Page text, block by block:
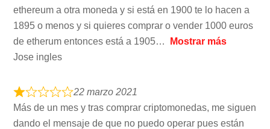
ethereum a otra moneda y si está en 1900 te lo hacen a
1895 o menos y si quieres comprar o vender 1000 euros
de etherum entonces está a 1905
Mostrar más
Jose ingles
22 marzo 2021
Más de un mes y tras comprar criptomonedas, me siguen
dando el mensaje de que no puedo operar pues están